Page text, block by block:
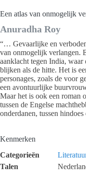
Een atlas van onmogelijk
Anuradha Roy
“… Gevaarlijke en
van onmogelijk verlangen.
aanklacht tegen India,
blijken als de hitte. Het is
personages, zoals de voor
een avontuurlijke
Maar het is ook een roman
tussen de Engelse
onderdanen, tussen
Kenmerken
Categorieën
Talen